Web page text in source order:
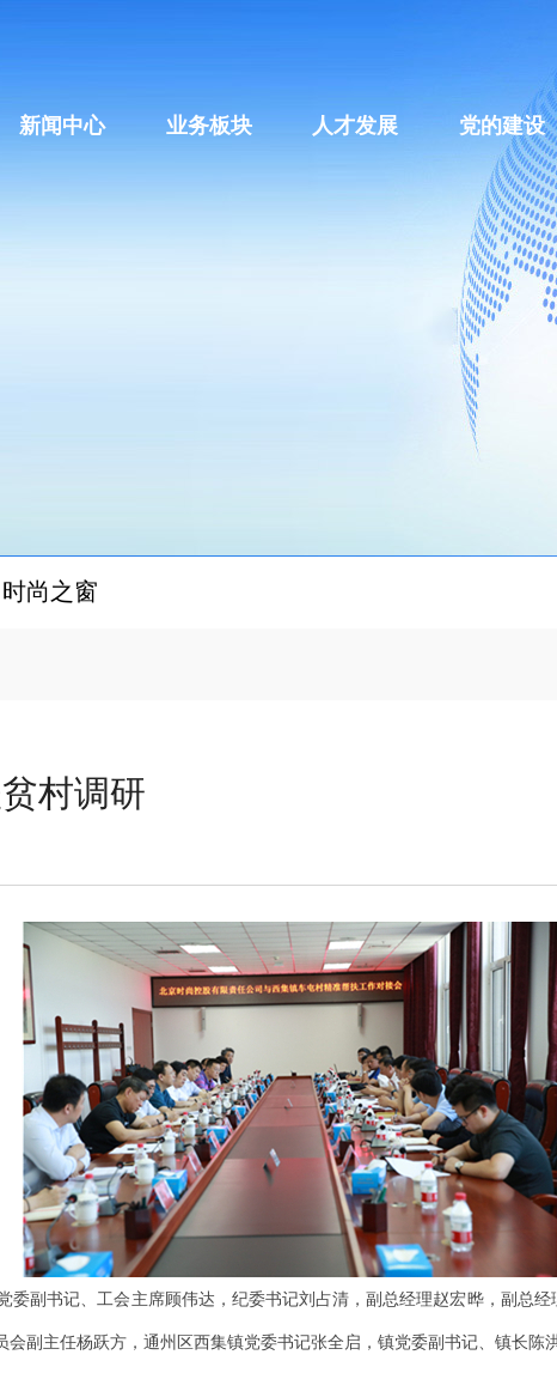
新闻中心 业务板块 人才发展 党的建设
时尚之窗
村调研
副书记、工会主席顾伟达，纪委书记刘占清，副总经理赵宏晔，副总经
副主任杨跃方，通州区西集镇党委书记张全启，镇党委副书记、镇长陈